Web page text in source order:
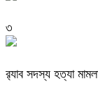
৩
র‌্যাব সদস্য হত্যা